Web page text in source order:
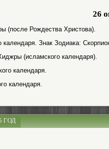
26
(после Рождества Христова).
календаря. Знак Зодиака:
(исламского календаря).
календаря.
календаря.
ГОД